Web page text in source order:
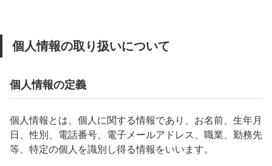
個人情報の取り扱いについて
個人情報の定義
個人情報とは、個人に関する情報であり、お名前、生年月
日、性別、電話番号、電子メールアドレス、職業、勤務先
等、特定の個人を識別し得る情報をいいます。